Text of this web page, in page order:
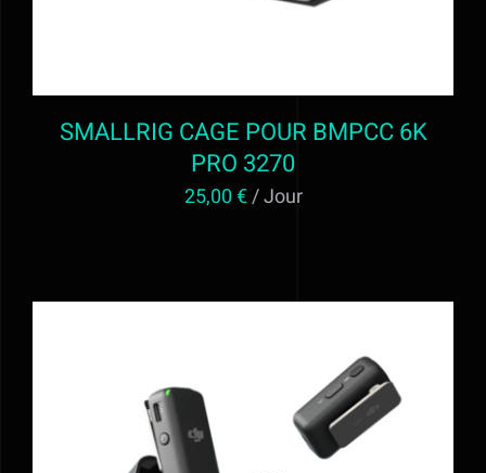
SMALLRIG CAGE POUR BMPCC 6K
PRO 3270
25,00€/ Jour